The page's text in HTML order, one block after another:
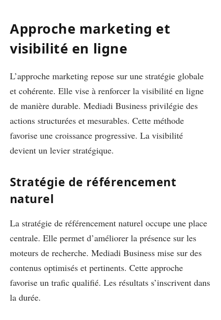
Approche marketing et
visibilité en ligne
L’approche marketing repose sur une stratégie globale
et cohérente. Elle vise à renforcer la visibilité en ligne
de manière durable. Mediadi Business privilégie des
actions structurées et mesurables. Cette méthode
favorise une croissance progressive. La visibilité
devient un levier stratégique.
Stratégie de référencement
naturel
La stratégie de référencement naturel occupe une place
centrale. Elle permet d’améliorer la présence sur les
moteurs de recherche. Mediadi Business mise sur des
contenus optimisés et pertinents. Cette approche
favorise un trafic qualifié. Les résultats s’inscrivent dans
la durée.